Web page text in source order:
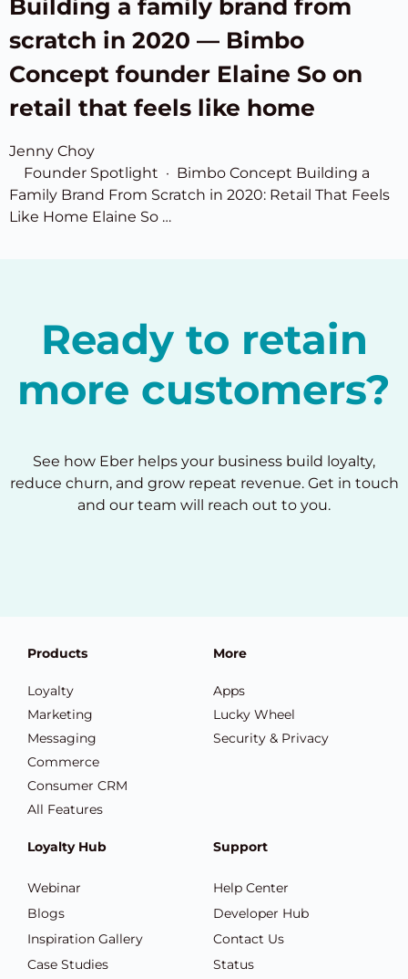
Building a family brand from
scratch in 2020 — Bimbo
Concept founder Elaine So on
retail that feels like home
Jenny Choy
Founder Spotlight · Bimbo Concept Building a
Family Brand From Scratch in 2020: Retail That Feels
Like Home Elaine So …
Ready to retain
more customers?
See how Eber helps your business build loyalty,
reduce churn, and grow repeat revenue. Get in touch
and our team will reach out to you.
Products
Loyalty
Marketing
Messaging
Commerce
Consumer CRM
All Features
More
Apps
Lucky Wheel
Security & Privacy
Loyalty Hub
Webinar
Blogs
Inspiration Gallery
Case Studies
Support
Help Center
Developer Hub
Contact Us
Status